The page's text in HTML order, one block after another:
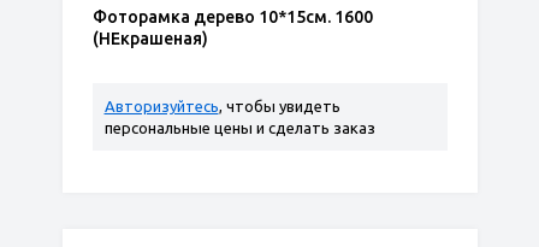
Фоторамка дерево 10*15см. 1600
(НЕкрашеная)
Авторизуйтесь, чтобы увидеть
персональные цены и сделать заказ